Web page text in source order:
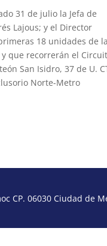
31 de julio la Jefa de
Lajous; y el Director
18 unidades de
que recorrerán el
San Isidro, 37 de U.
Norte-Metro
06030 Ciudad de